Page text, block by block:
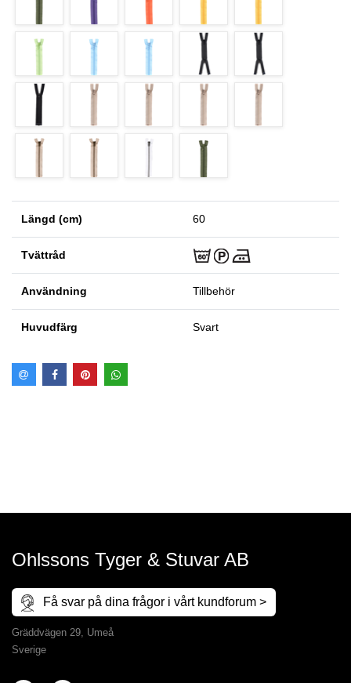
Längd (cm) 60
Tvättråd
Användning Tillbehör
Huvudfärg Svart
Ohlssons Tyger & Stuvar AB
Få svar på dina frågor i vårt kundforum >
Gräddvägen 29, Umeå
Sverige